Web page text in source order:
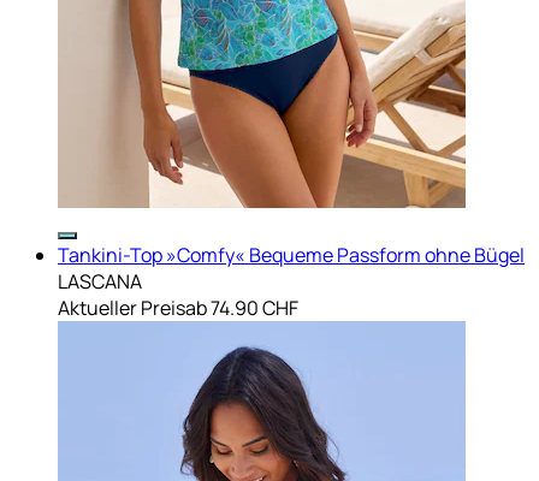
Tankini-Top »Comfy« Bequeme Passform ohne Bügel
LASCANA
Aktueller Preisab74.90 CHF